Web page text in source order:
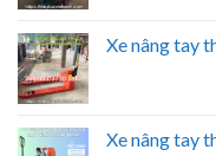
Xe nâng tay
Xe nâng tay